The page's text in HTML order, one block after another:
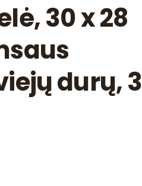
30 x 28
durų, 3